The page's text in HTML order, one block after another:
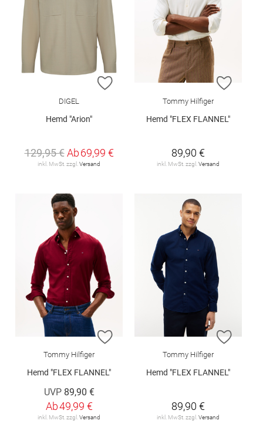
ZUR WUNSCHLISTE HINZUFÜGEN
DIGEL
Hemd "Arion"
129,95 € Ab69,99 €
inkl. MwSt. zzgl. Versand
ZUR
Tommy Hilfiger
Hemd "FLEX FLANNEL"
89,90 €
inkl. MwSt. zzgl. Versand
ZUR WUNSCHLISTE HINZUFÜGEN
Tommy Hilfiger
Hemd "FLEX FLANNEL"
UVP 89,90 €
Ab49,99 €
inkl. MwSt. zzgl.Versand
ZUR
Tommy Hilfiger
Hemd "FLEX FLANNEL"
89,90 €
inkl. MwSt. zzgl.Versand